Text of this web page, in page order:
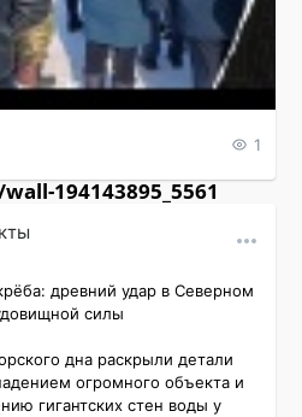
1
194143895_5561
древний удар в Северном
силы
дна раскрыли детали
огромного объекта и
гигантских стен воды у